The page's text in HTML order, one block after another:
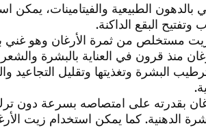
الطبيعية والفيتامينات، يمكن
البقع الداكنة.
مستخلص من ثمرة الأرغان وهو غني
منذ قرون في العناية بالبشرة
البشرة وتغذيتها وتقليل التجاعيد
بقدرته على امتصاصه بسرعة دون
الدهنية. كما يمكن استخدام زيت